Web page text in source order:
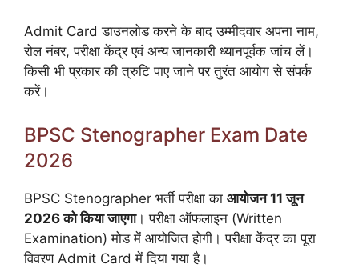
Admit Card डाउनलोड करने के बाद उम्मीदवार अपना नाम,
रोल नंबर, परीक्षा केंद्र एवं अन्य जानकारी ध्यानपूर्वक जांच लें।
किसी भी प्रकार की त्रुटि पाए जाने पर तुरंत आयोग से संपर्क
करें।
BPSC Stenographer Exam Date
2026
BPSC Stenographer भर्ती परीक्षा का आयोजन 11 जून
2026 को किया जाएगा। परीक्षा ऑफलाइन (Written
Examination) मोड में आयोजित होगी। परीक्षा केंद्र का पूरा
विवरण Admit Card में दिया गया है।